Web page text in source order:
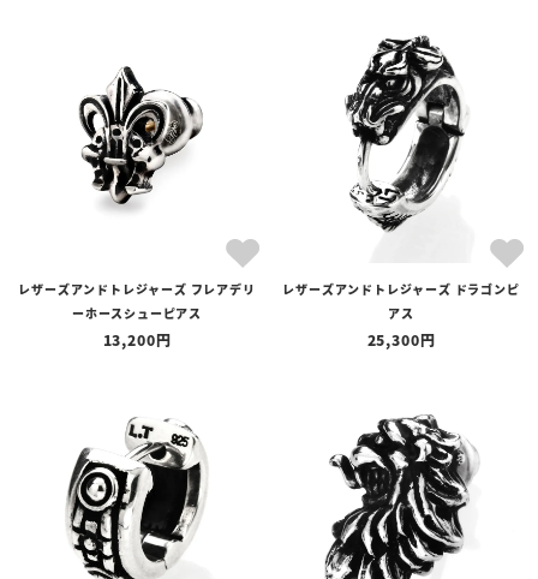
レザーズアンドトレジャーズ フレアデリ
ーホースシューピアス
13,200
レザーズアンドトレジャーズ ドラゴンピ
アス
25,300